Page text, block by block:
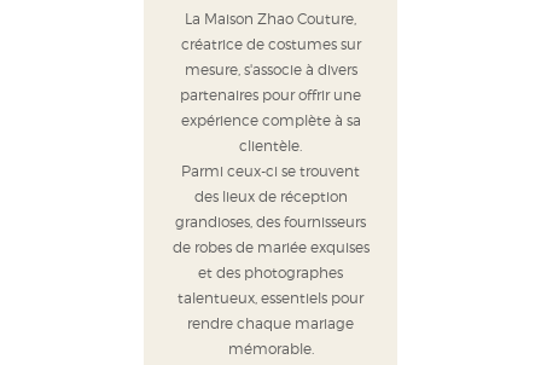
La Maison Zhao Couture,
créatrice de costumes sur
mesure, s'associe à divers
partenaires pour offrir une
expérience complète à sa
clientèle.
Parmi ceux-ci se trouvent
des lieux de réception
grandioses, des fournisseurs
de robes de mariée exquises
et des photographes
talentueux, essentiels pour
rendre chaque mariage
mémorable.